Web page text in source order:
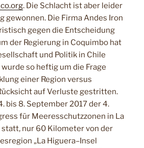
. Die Schlacht ist aber leider
gewonnen. Die Firma Andes Iron
gegen die Entscheidung
der Regierung in Coquimbo hat
und Politik in Chile
so heftig um die Frage
einer Region versus
auf Verluste gestritten.
bis 8. September 2017 der 4.
für Meeresschutzzonen in La
statt, nur 60 Kilometer von der
„La Higuera–Insel